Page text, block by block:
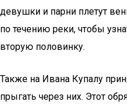
девушки и парни плетут
по течению реки, чтобы
вторую половинку.
Также на Ивана Купалу
прыгать через них. Этот